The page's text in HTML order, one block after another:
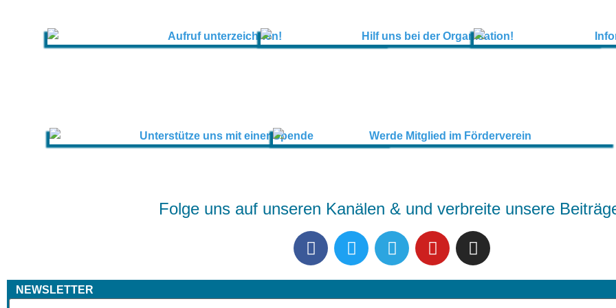
Folge uns auf unseren Kanälen & und verbreite unsere
NEWSLETTER